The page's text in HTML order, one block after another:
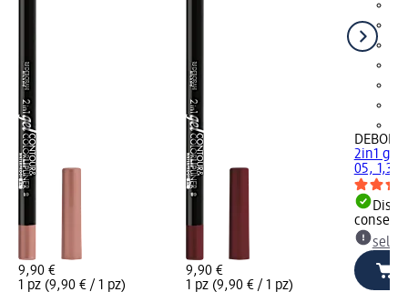
9,90 €
1 pz (9,90 € / 1 pz)
9,90 €
1 pz (9,90 € / 1 pz)
2in1 gel
05, 1,3 g